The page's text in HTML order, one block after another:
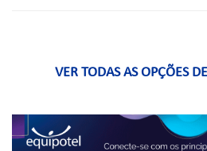
VER TODAS AS OPÇÕES